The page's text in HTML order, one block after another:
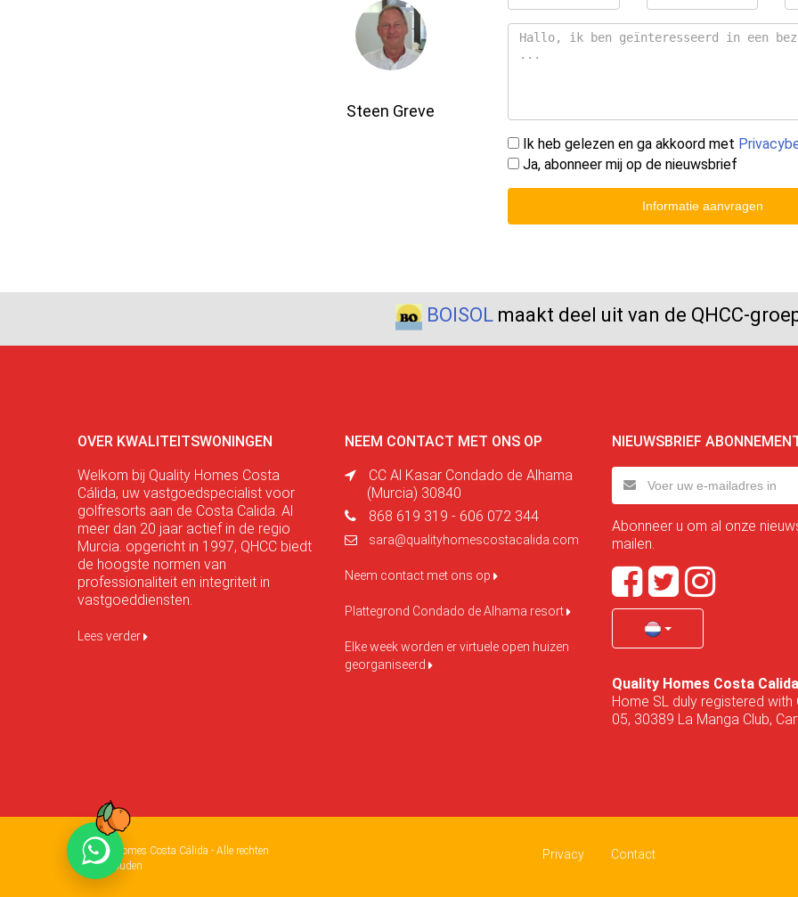
Steen Greve
Ik heb gelezen en ga akkoord met
Ja, abonneer mij op de nieuwsbrief
Informatie aanvragen
BOISOL maakt deel uit van de QHCC-
OVER KWALITEITSWONINGEN
Welkom bij Quality Homes Costa
Cálida, uw vastgoedspecialist voor
golfresorts aan de Costa Calida. Al
meer dan 20 jaar actief in de regio
Murcia. opgericht in 1997, QHCC biedt
de hoogste normen van
professionaliteit en integriteit in
vastgoeddiensten.
Lees verder
NEEM CONTACT MET ONS OP
CC Al Kasar Condado de Alhama
(Murcia) 30840
868 619 319 - 606 072 344
sara@qualityhomescostacalida.com
Neem contact met ons op
Plattegrond Condado de Alhama resort
Elke week worden er virtuele open huizen
georganiseerd
NIEUWSBRIEF
Abonneer u om al onze
mailen.
Quality Homes Costa Calida
Home SL duly registered
05, 30389 La Manga Club,
Quality Homes Costa Cálida - Alle rechten
voorbehouden
Privacy Contact